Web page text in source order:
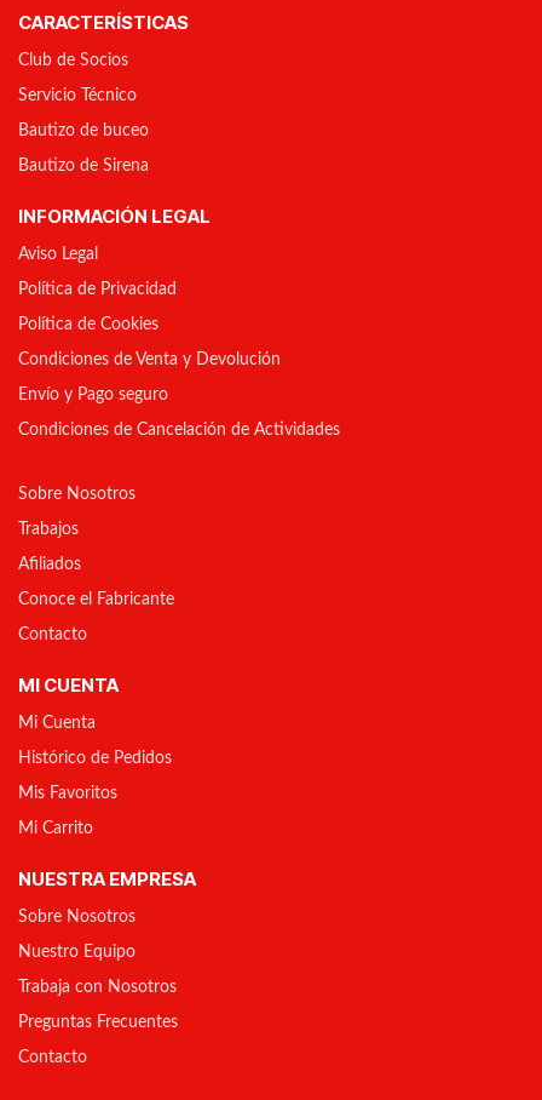
CARACTERÍSTICAS
Club de Socios
Servicio Técnico
Bautizo de buceo
Bautizo de Sirena
INFORMACIÓN LEGAL
Aviso Legal
Política de Privacidad
Política de Cookies
Condiciones de Venta y Devolución
Envío y Pago seguro
Condiciones de Cancelación de Actividades
Sobre Nosotros
Trabajos
Afiliados
Conoce el Fabricante
Contacto
MI CUENTA
Mi Cuenta
Histórico de Pedidos
Mis Favoritos
Mi Carrito
NUESTRA EMPRESA
Sobre Nosotros
Nuestro Equipo
Trabaja con Nosotros
Preguntas Frecuentes
Contacto